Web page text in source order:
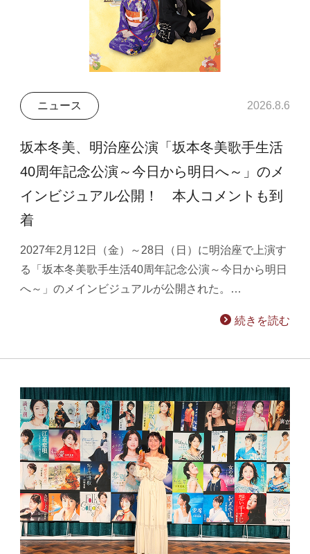
ニュース 2026.8.6
坂本冬美、明治座公演「坂本冬美歌手生活
40周年記念公演～今日から明日へ～」のメ
インビジュアル公開！ 本人コメントも到
着
2027年2月12日（金）～28日（日）に明治座で上演す
る「坂本冬美歌手生活40周年記念公演～今日から明日
へ～」のメインビジュアルが公開された。…
続きを読む